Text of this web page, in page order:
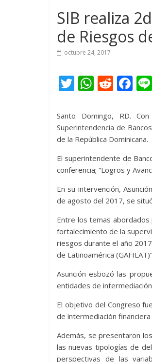
SIB realiza
de Riesgos
octubre 24, 2017
T
itt
er
W
at
s
A
p
p
R
d
di
t
F
e
b
o
o
k
Santo Domingo, RD.
Superintendencia de
de la República Dominicana.
El superintendente de
conferencia; “Logros y
En su intervención,
de agosto del 2017, se
Entre los temas abordados
fortalecimiento de la
riesgos durante el año
de Latinoamérica
Asunción esbozó las
entidades de
El objetivo del Congreso
de intermediación
Además, se presentaron
las nuevas tipologías de
perspectivas de las